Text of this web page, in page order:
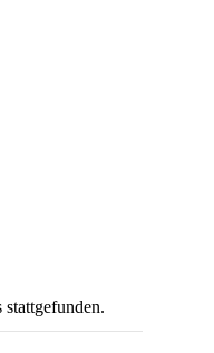
stattgefunden.